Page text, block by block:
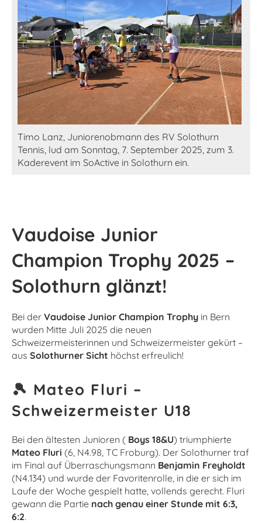
Timo Lanz, Juniorenobmann des RV Solothurn
Tennis, lud am Sonntag, 7. September 2025, zum 3.
Kaderevent im SoActive in Solothurn ein.
Vaudoise Junior
Champion Trophy 2025 –
Solothurn glänzt!
Bei der Vaudoise Junior Champion Trophy in Bern
wurden Mitte Juli 2025 die neuen
Schweizermeisterinnen und Schweizermeister gekürt –
aus Solothurner Sicht höchst erfreulich!
🎾 Mateo Fluri –
Schweizermeister U18
Bei den ältesten Junioren ( Boys 18&U) triumphierte
Mateo Fluri (6, N4.98, TC Froburg). Der Solothurner traf
im Final auf Überraschungsmann Benjamin Freyholdt
(N4.134) und wurde der Favoritenrolle, in die er sich im
Laufe der Woche gespielt hatte, vollends gerecht. Fluri
gewann die Partie nach genau einer Stunde mit 6:3,
6:2.